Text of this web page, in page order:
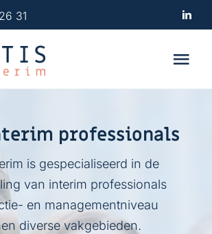
31
professionals
is gespecialiseerd in de
van interim professionals
en managementniveau
diverse vakgebieden.